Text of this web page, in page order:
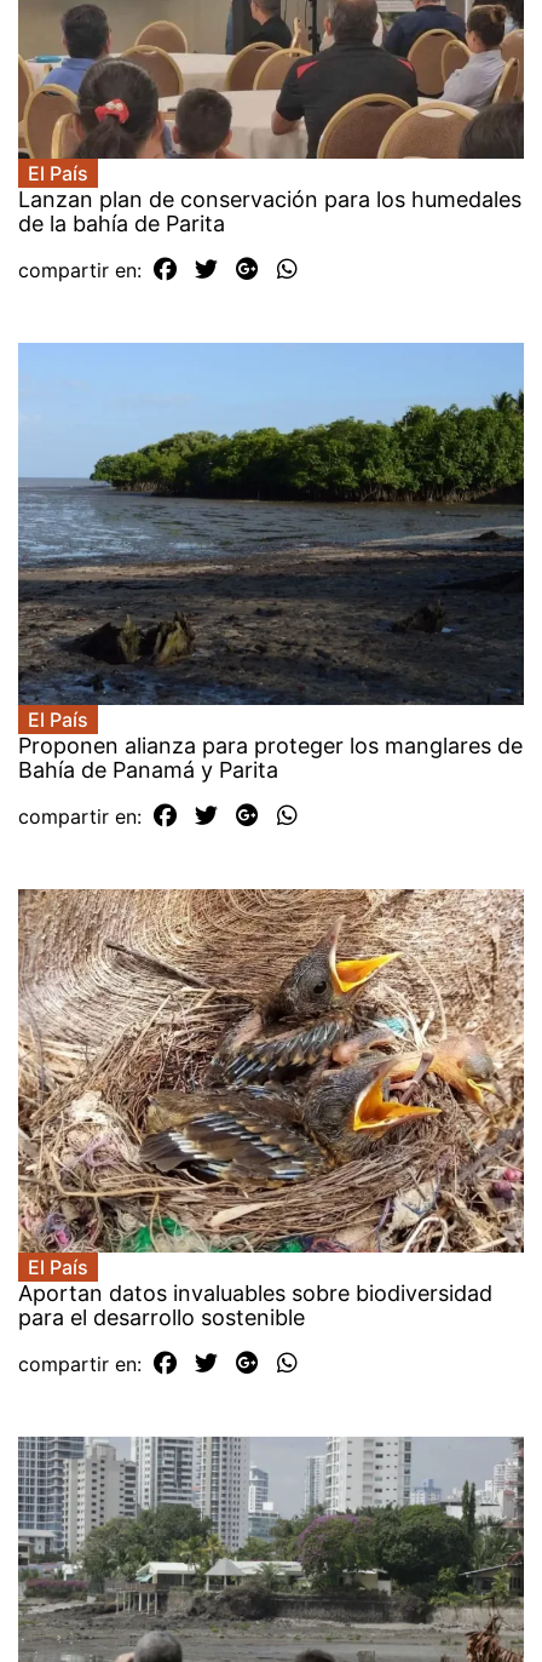
El País
Lanzan plan de conservación para los humedales
de la bahía de Parita
compartir en:
El País
Proponen alianza para proteger los manglares de
Bahía de Panamá y Parita
compartir en:
El País
Aportan datos invaluables sobre biodiversidad
para el desarrollo sostenible
compartir en: